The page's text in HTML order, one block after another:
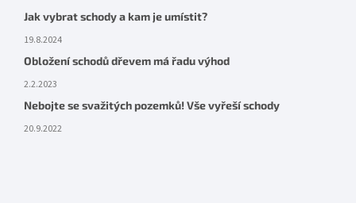
Jak vybrat schody a kam je umístit?
19.8.2024
Obložení schodů dřevem má řadu výhod
2.2.2023
Nebojte se svažitých pozemků! Vše vyřeší schody
20.9.2022